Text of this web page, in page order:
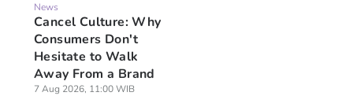
News
Cancel Culture: Why
Consumers Don't
Hesitate to Walk
Away From a Brand
7 Aug 2026, 11:00 WIB